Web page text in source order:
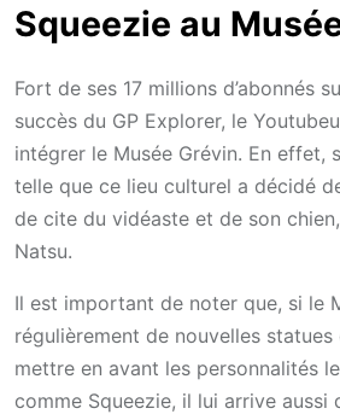
Squeezie au
Fort de ses 17 millions d’abonnés
succès du GP Explorer, le
intégrer le Musée Grévin. En effet,
telle que ce lieu culturel a décidé
de cite du vidéaste et de son
Natsu.
Il est important de noter que, si le
régulièrement de nouvelles
mettre en avant les personnalités
comme Squeezie, il lui arrive aussi